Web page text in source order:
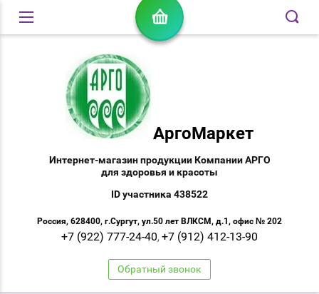
АргоМаркет
Интернет-магазин продукции Компании АРГО
для здоровья и красоты
ID участника 438522
Россия, 628400, г.Сургут, ул.50 лет ВЛКСМ, д.1, офис № 202
+7 (922) 777-24-40, +7 (912) 412-13-90
Обратный звонок